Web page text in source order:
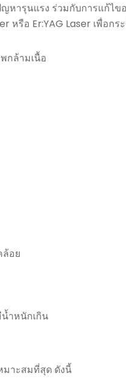
หารุนแรง ร่วมกับการแก้ไข
หรือ Er:YAG Laser เพื่อ
กล้ามเนื้อ
อย
ำหนักเกิน
มาะสมที่สุด ดังนี้